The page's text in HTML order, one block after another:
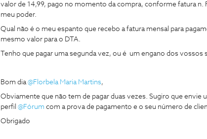
valor de 14,99, pago no momento da compra, conforme fatura n.
meu poder.
Qual não é o meu espanto que recebo a fatura mensal para
mesmo valor para o DTA.
Tenho que pagar uma segunda vez, ou é um engano dos vossos
Bom dia@Florbela Maria Martins,
Obviamente que não tem de pagar duas vezes. Sugiro que envie
perfil @Fórum com a prova de pagamento e o seu número de
Obrigado